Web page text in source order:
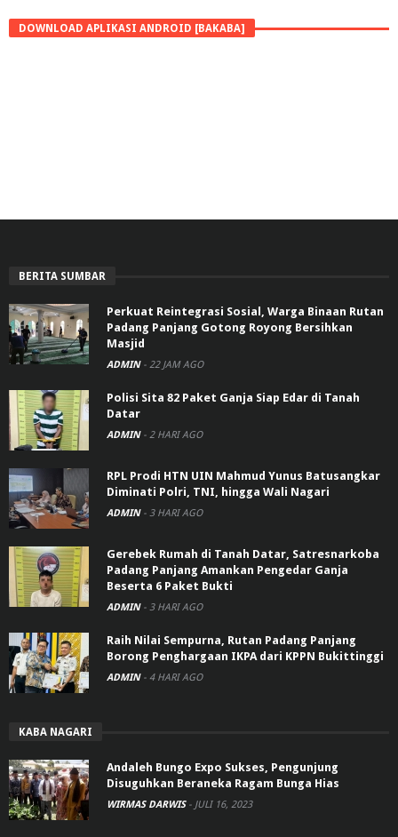
DOWNLOAD APLIKASI ANDROID [BAKABA]
BERITA SUMBAR
Perkuat Reintegrasi Sosial, Warga Binaan Rutan
Padang Panjang Gotong Royong Bersihkan
Masjid
ADMIN - 22 JAM AGO
Polisi Sita 82 Paket Ganja Siap Edar di Tanah
Datar
ADMIN - 2 HARI AGO
RPL Prodi HTN UIN Mahmud Yunus Batusangkar
Diminati Polri, TNI, hingga Wali Nagari
ADMIN - 3 HARI AGO
Gerebek Rumah di Tanah Datar, Satresnarkoba
Padang Panjang Amankan Pengedar Ganja
Beserta 6 Paket Bukti
ADMIN - 3 HARI AGO
Raih Nilai Sempurna, Rutan Padang Panjang
Borong Penghargaan IKPA dari KPPN Bukittinggi
ADMIN - 4 HARI AGO
KABA NAGARI
Andaleh Bungo Expo Sukses, Pengunjung
Disuguhkan Beraneka Ragam Bunga Hias
WIRMAS DARWIS - JULI 16, 2023